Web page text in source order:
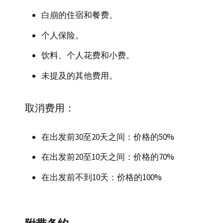
白崩的住宿和餐费。
个人保险。
饮料、个人花费和小费。
未提及的其他费用。
取消费用：
在出发前30至20天之间：价格的50%
在出发前20至10天之间：价格的70%
在出发前不到10天：价格的100%